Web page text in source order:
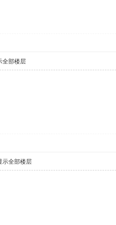
全部楼层
示全部楼层